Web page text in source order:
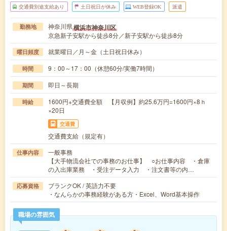
交通費別途支給あり 土日祝日が休み WEB登録OK 派遣
勤務地 神奈川県横浜市神奈川区
京急新子安駅から徒歩8分／新子安駅から徒歩8分
曜日頻度 就業曜日／月～金（土日祝日休み）
時間 9：00～17：00（休憩60分/実働7時間）
期間 即日～長期
時給
1600円+交通費全額 【月収例】約25.6万円=1600円×8ｈ
×20日
交通費
交通費支給（規定有）
仕事内容
一般事務
【大手物流会社での事務のお仕事】 ○お仕事内容 ・倉庫
の入出庫業務 ・受注データ入力 ・注文書等の内…
応募資格
ブランクOK / 英語力不要
・なんらかの事務経験がある方・Excel、Word基本操作
職場の雰囲気